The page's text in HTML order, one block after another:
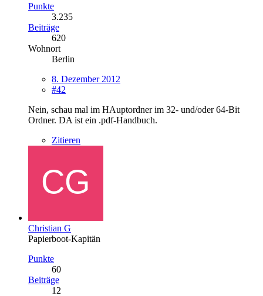
Punkte
3.235
Beiträge
620
Wohnort
Berlin
8. Dezember 2012
#42
Nein, schau mal im HAuptordner im 32- und/oder 64-Bit
Ordner. DA ist ein .pdf-Handbuch.
Zitieren
Christian G
Papierboot-Kapitän
Punkte
60
Beiträge
12